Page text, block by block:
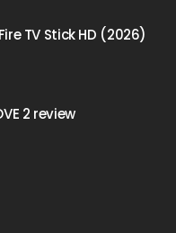
TV Stick HD (2026)
2 review